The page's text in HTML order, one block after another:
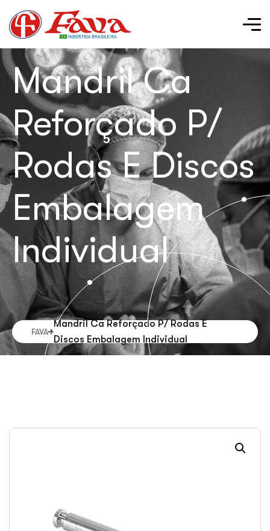
Mandril Ca
Reforçado P/
Rodas E Discos
Embalagem
Individual
FAVA
Mandril Ca Reforçado P/ Rodas E
Discos Embalagem Individual